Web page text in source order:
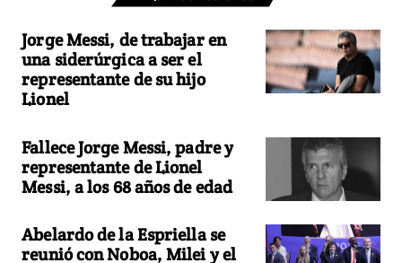
Jorge Messi, de trabajar en
una siderúrgica a ser el
representante de su hijo
Lionel
Fallece Jorge Messi, padre y
representante de Lionel
Messi, a los 68 años de edad
Abelardo de la Espriella se
reunió con Noboa, Milei y el